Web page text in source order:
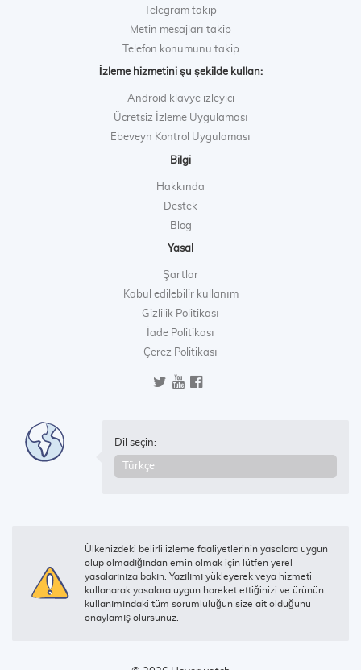
Telegram takip
Metin mesajları takip
Telefon konumunu takip
İzleme hizmetini şu şekilde kullan:
Android klavye izleyici
Ücretsiz İzleme Uygulaması
Ebeveyn Kontrol Uygulaması
Bilgi
Hakkında
Destek
Blog
Yasal
Şartlar
Kabul edilebilir kullanım
Gizlilik Politikası
İade Politikası
Çerez Politikası
Dil seçin:
Ülkenizdeki belirli izleme faaliyetlerinin yasalara uygun
olup olmadığından emin olmak için lütfen yerel
yasalarınıza bakın. Yazılımı yükleyerek veya hizmeti
kullanarak yasalara uygun hareket ettiğinizi ve ürünün
kullanımındaki tüm sorumluluğun size ait olduğunu
onaylamış olursunuz.